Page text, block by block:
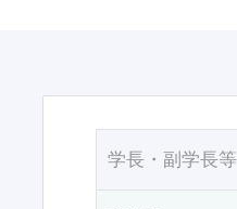
学長・副学長等